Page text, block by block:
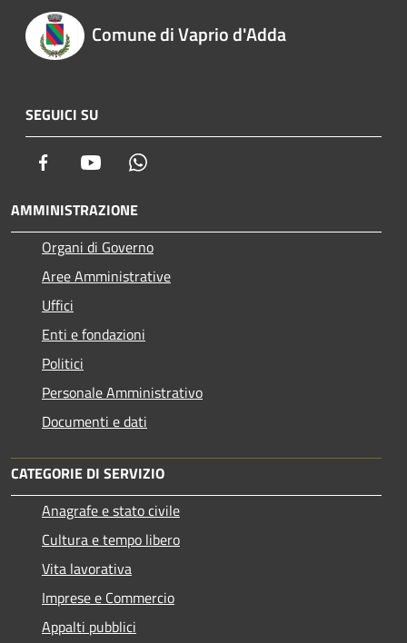
Comune di Vaprio d'Adda
SEGUICI SU
Facebook Youtube
AMMINISTRAZIONE
Organi di Governo
Aree Amministrative
Uffici
Enti e fondazioni
Politici
Personale Amministrativo
Documenti e dati
CATEGORIE DI SERVIZIO
Anagrafe e stato civile
Cultura e tempo libero
Vita lavorativa
Imprese e Commercio
Appalti pubblici